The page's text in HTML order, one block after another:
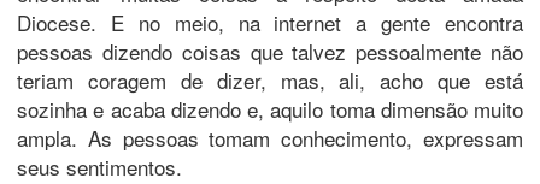
Diocese. E no meio, na internet a gente encontra
pessoas dizendo coisas que talvez pessoalmente não
teriam coragem de dizer, mas, ali, acho que está
sozinha e acaba dizendo e, aquilo toma dimensão muito
ampla. As pessoas tomam conhecimento, expressam
seus sentimentos.